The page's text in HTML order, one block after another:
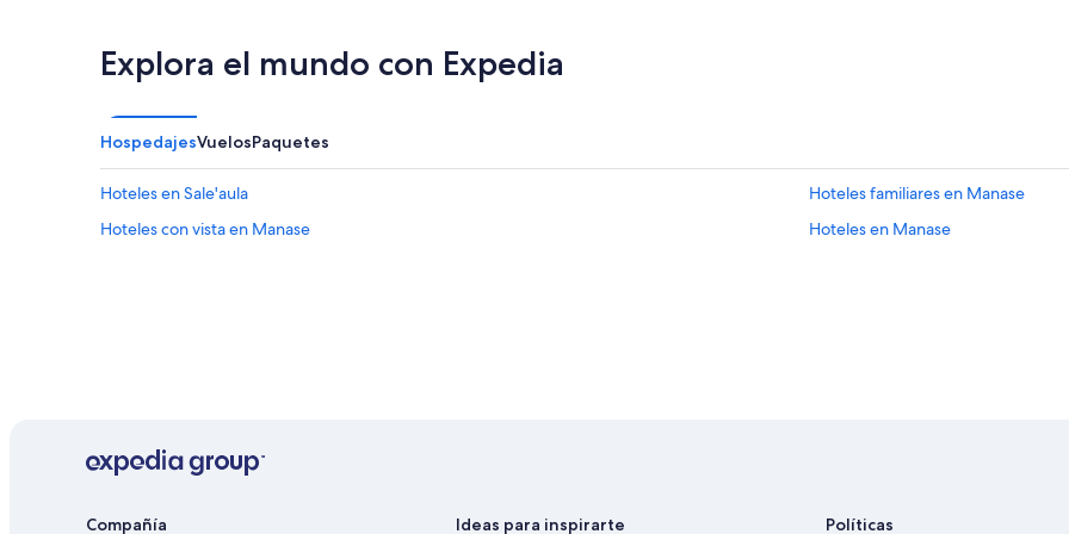
Explora el mundo con Expedia
HospedajesVuelosPaquetes
Hoteles en Sale'aula
Hoteles familiares en Manase
Hoteles con vista en Manase
Hoteles en Manase
Compañía Ideas para inspirarte Políticas